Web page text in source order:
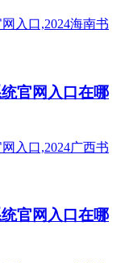
官网入口在哪
官网入口在哪